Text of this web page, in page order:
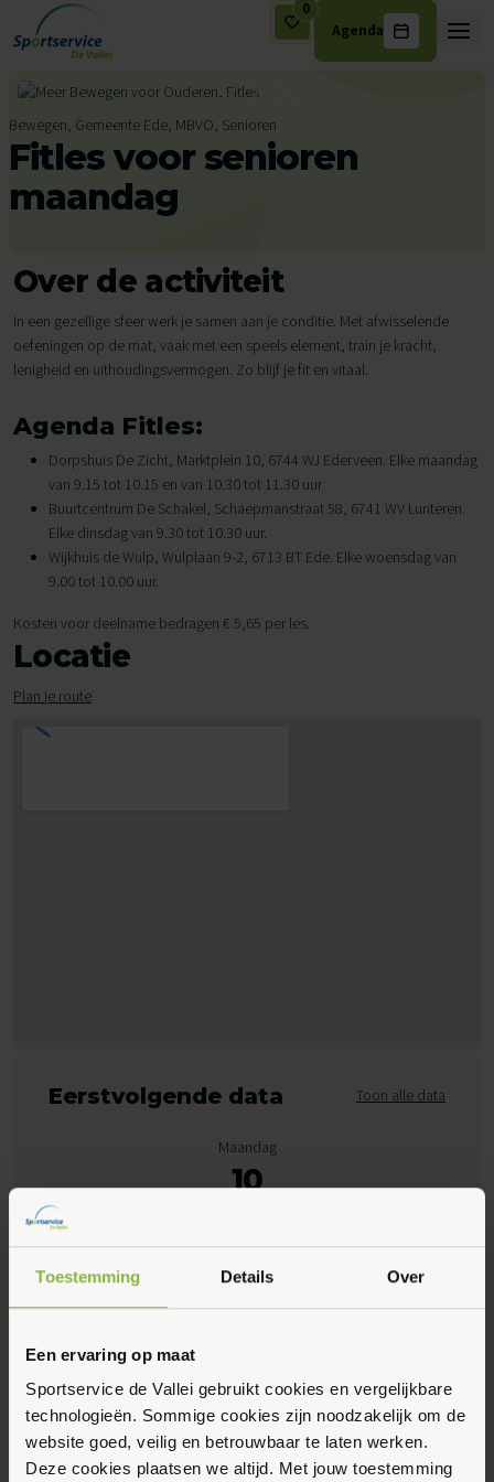
Toestemming Details Over
Een ervaring op maat
Sportservice de Vallei gebruikt cookies en vergelijkbare
technologieën. Sommige cookies zijn noodzakelijk om de
website goed, veilig en betrouwbaar te laten werken.
Deze cookies plaatsen we altijd. Met jouw toestemming
Ga naar de inhoud
0
Agenda
Bewegen, Gemeente Ede, MBVO, Senioren
Fitles voor senioren
maandag
Over de activiteit
In een gezellige sfeer werk je samen aan je conditie. Met afwisselende
oefeningen op de mat, vaak met een speels element, train je kracht,
lenigheid en uithoudingsvermogen. Zo blijf je fit en vitaal.
Agenda Fitles:
Dorpshuis De Zicht, Marktplein 10, 6744 WJ Ederveen. Elke maandag
van 9.15 tot 10.15 en van 10.30 tot 11.30 uur
Buurtcentrum De Schakel, Schaepmanstraat 58, 6741 WV Lunteren.
Elke dinsdag van 9.30 tot 10.30 uur.
Wijkhuis de Wulp, Wulplaan 9-2, 6713 BT Ede. Elke woensdag van
9.00 tot 10.00 uur.
Kosten voor deelname bedragen € 5,65 per les.
Locatie
Plan je route
Eerstvolgende data Toon alle data
Maandag
10
09:15 - 10:15
Marktplein 10, Ederveen
Maak favoriet
Gerelateerde activiteiten